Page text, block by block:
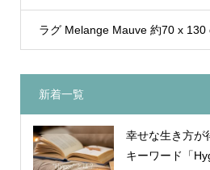
ラグ Melange Mauve 約70 x 130
新着一覧
幸せな生き方が
キーワード「